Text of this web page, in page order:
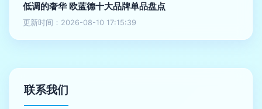
低调的奢华 欧蓝德十大品牌单品盘点
更新时间：2026-08-10 17:15:39
联系我们